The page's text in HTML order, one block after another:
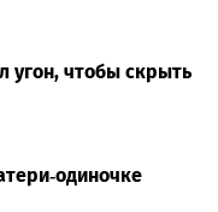
угон, чтобы скрыть